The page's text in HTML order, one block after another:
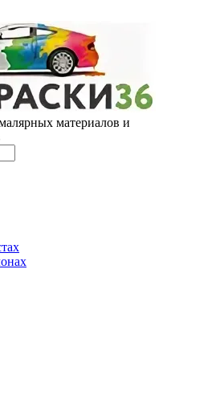
материалов и